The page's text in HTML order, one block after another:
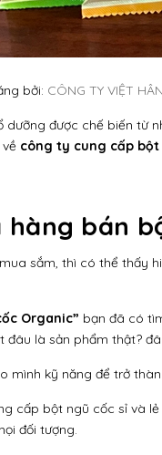
bởi: CÔNG TY VIỆT HÂN
được chế biến từ
công ty cung cấp bột
hàng bán
sắm, thì có thể thấy
Organic” bạn đã có
đâu là sản phẩm thật?
mình kỹ năng để trở
cấp bột ngũ cốc sỉ và
đối tượng.